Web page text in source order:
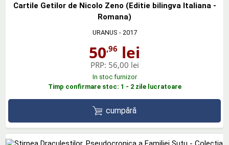
Cartile Getilor de Nicolo Zeno (Editie bilingva Italiana -
Romana)
URANUS - 2017
50,96 lei
PRP: 56,00 lei
In stoc furnizor
Timp confirmare stoc: 1 - 2 zile lucratoare
cumpără